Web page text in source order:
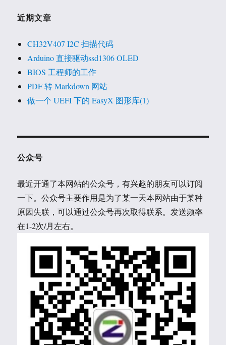
近期文章
CH32V407 I2C 扫描代码
Arduino 直接驱动ssd1306 OLED
BIOS 工程师的工作
PDF 转 Markdown 网站
做一个 UEFI 下的 EasyX 图形库(1)
公众号
最近开通了本网站的公众号，有兴趣的朋友可以订阅
一下。公众号主要作用是为了某一天本网站由于某种
原因失联，可以通过公众号再次取得联系。发送频率
在1-2次/月左右。